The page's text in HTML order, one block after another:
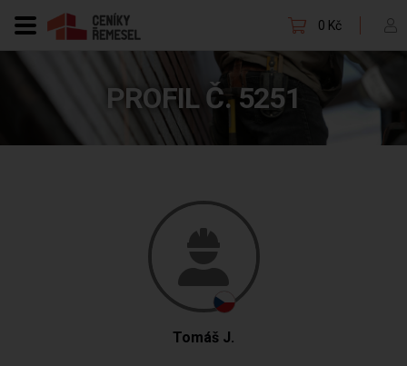
0 Kč
PROFIL Č. 5251
Tomáš J.